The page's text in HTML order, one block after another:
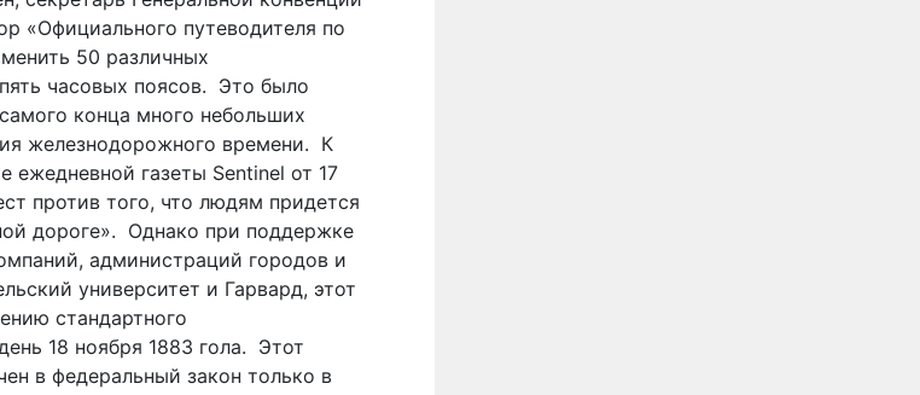
«Официального путеводителя по
50 различных
часовых поясов. Это было
конца много небольших
железнодорожного времени. К
ежедневной газеты Sentinel от 17
против того, что людям придется
дороге». Однако при поддержке
администраций городов и
университет и Гарвард, этот
стандартного
18 ноября 1883 гола. Этот
в федеральный закон только в